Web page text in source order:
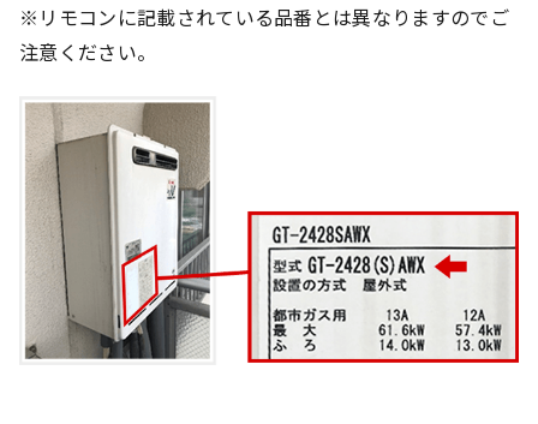
※リモコンに記載されている品番とは異なりますのでご
注意ください。